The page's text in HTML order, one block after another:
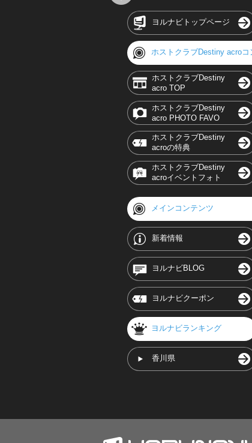
ヨルナビトップページ
ホストクラブDestiny acroコ
ホストクラブDestiny
acro TOP
ホストクラブDestiny
acro PHOTO FAVO
ホストクラブDestiny
acroの特典
ホストクラブDestiny
acroイベントフォト
メインコンテンツ
新着情報
ヨルナビBLOG
ヨルナビクーポン
ヨルナビランキング
香川県